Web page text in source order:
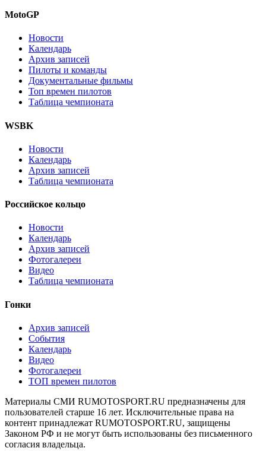
MotoGP
Новости
Календарь
Архив записей
Пилоты и команды
Документальные фильмы
Топ времен пилотов
Таблица чемпионата
WSBK
Новости
Календарь
Архив записей
Таблица чемпионата
Российское кольцо
Новости
Календарь
Архив записей
Фотогалереи
Видео
Таблица чемпионата
Гонки
Архив записей
События
Календарь
Видео
Фотогалереи
ТОП времен пилотов
Материалы СМИ RUMOTOSPORT.RU предназначены для
пользователей старше 16 лет. Исключительные права на
контент принадлежат RUMOTOSPORT.RU, защищены
Законом РФ и не могут быть использованы без письменного
согласия владельца.